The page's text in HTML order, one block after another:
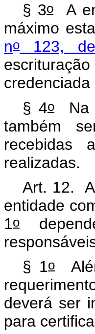
§ 3oA
máximo
no 123,
§ 4oNa
também
recebidas
realizadas.
Art. 12.
entidade
1o
§ 1o
deverá ser
para